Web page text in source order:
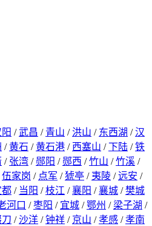
/武昌 / 青山 / 洪山 / 东西湖 /汉
/黄石 /黄石港 / 西塞山 /下陆 /铁
/ 张湾 / 郧阳 / 郧西 /竹山 /竹溪 /
伍家岗 / 点军 /猇亭 / 夷陵 /远安 /
都 / 当阳 /枝江 /襄阳 /襄城 /樊城
河口 /枣阳 / 宜城 /鄂州 / 梁子湖 /
/沙洋 /钟祥 / 京山 /孝感 /孝南